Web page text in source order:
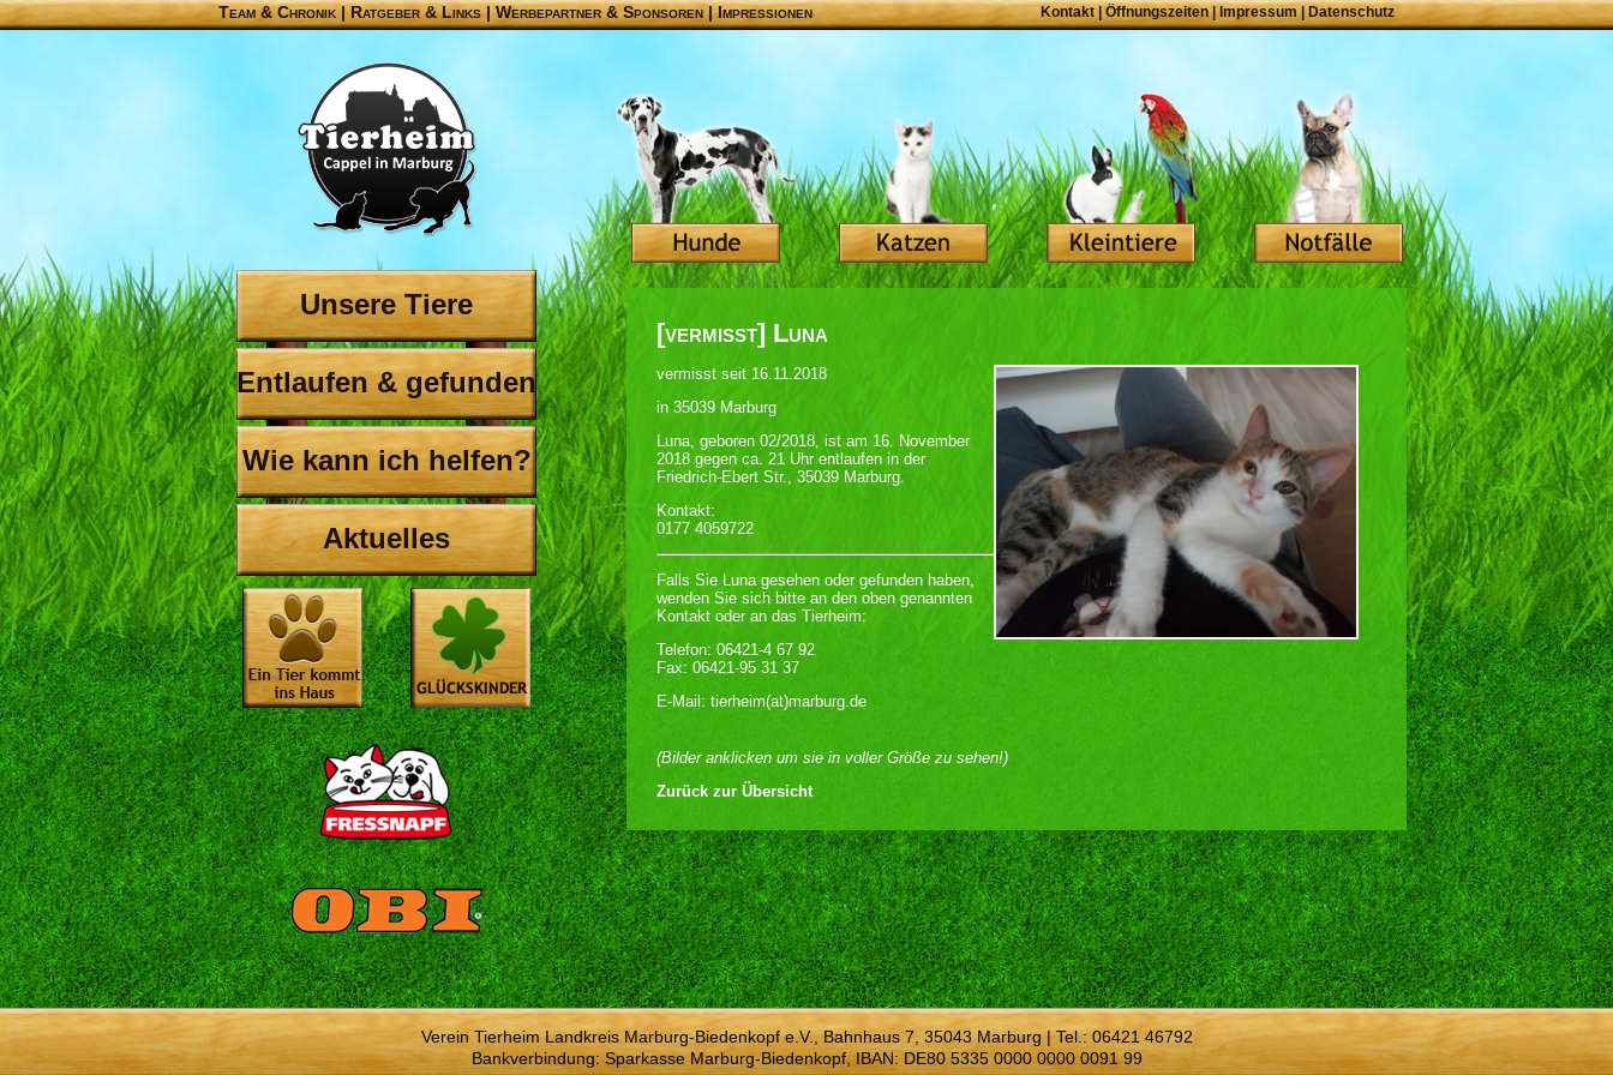
Team & Chronik |Ratgeber & Links|Werbepartner & Sponsoren|Impressionen Kontakt Öffnungszeiten| Impressum|Datenschutz
Unsere Tiere
Entlaufen & gefunden
Wie kann ich helfen?
Aktuelles
[vermisst] Luna
vermisst seit 16.11.2018
in 35039 Marburg
Luna, geboren 02/2018, ist am 16. November
2018 gegen ca. 21 Uhr entlaufen in der
Friedrich-Ebert Str., 35039 Marburg.
Kontakt:
0177 4059722
Falls Sie Luna gesehen oder gefunden haben,
wenden Sie sich bitte an den oben genannten
Kontakt oder an das Tierheim:
Telefon: 06421-4 67 92
Fax: 06421-95 31 37
E-Mail: tierheim(at)marburg.de
(Bilder anklicken um sie in voller Größe zu sehen!)
Zurück zur Übersicht
Verein Tierheim Landkreis Marburg-Biedenkopf e.V., Bahnhaus 7, 35043 Marburg | Tel.: 06421 46792
Bankverbindung: Sparkasse Marburg-Biedenkopf, IBAN: DE80 5335 0000 0000 0091 99